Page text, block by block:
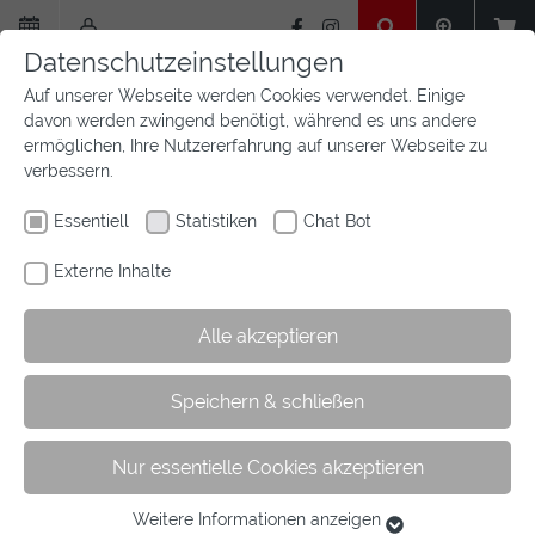
Zum
Hauptinhalt
springen
Sie
hier:
Startseite Aktuelles Newsfeed
Westfalen gewinnt die Goldene Schärpe
Datenschutzeinstellungen
Auf unserer Webseite werden Cookies verwendet. Einige
davon werden zwingend benötigt, während es uns andere
ermöglichen, Ihre Nutzererfahrung auf unserer Webseite zu
verbessern.
Essentiell Statistiken Chat Bot
Externe Inhalte
Alle akzeptieren
Speichern & schließen
Nur essentielle Cookies akzeptieren
Weitere Informationen anzeigen